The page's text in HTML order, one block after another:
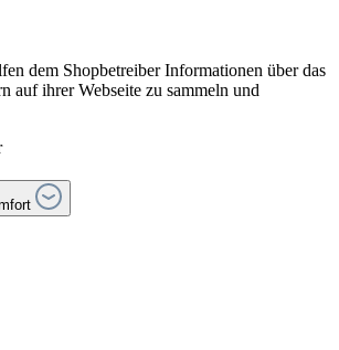
dem Shopbetreiber Informationen über das
auf ihrer Webseite zu sammeln und